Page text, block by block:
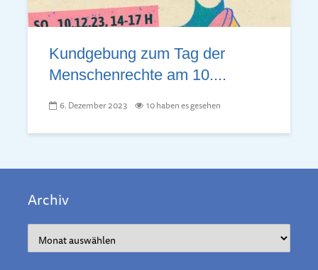
Kundgebung zum Tag der
Menschenrechte am 10....
6. Dezember 2023 10 haben es gesehen
Archiv